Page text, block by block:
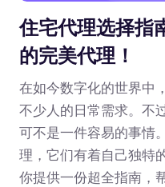
住宅代理选择指
的完美代理！
在如今数字化的世界中
不少人的日常需求。不
可不是一件容易的事情
理，它们有着自己独特
你提供一份超全指南，